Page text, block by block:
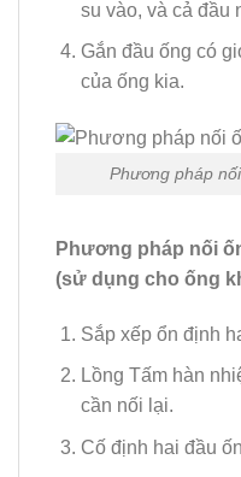
su vào, và cả đầu
Gắn đầu ống có
của ống kia.
Phương pháp
Phương pháp nối
(sử dụng cho ống
Sắp xếp ổn định
Lồng Tấm hàn
cần nối lại.
Cố định hai đầu